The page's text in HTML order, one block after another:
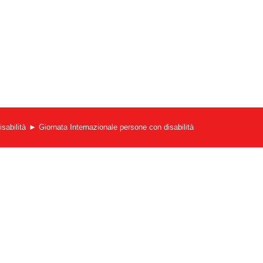
Giornata Internazionale persone con disabilità